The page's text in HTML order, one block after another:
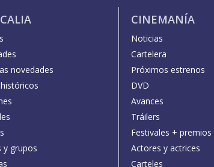
novedades
y grupos
CINEMANÍA
Noticias
Cartelera
Próximos estrenos
DVD
Avances
Tráilers
Festivales + premios
Actores y actrices
Carteles